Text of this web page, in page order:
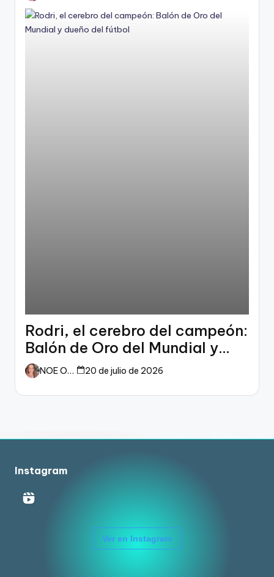
Rodri, el cerebro del campeón:
Balón de Oro del Mundial y
dueño del fútbol
NOE ORTIZ 20 de julio de 2026
Instagram
Ver en Instagram